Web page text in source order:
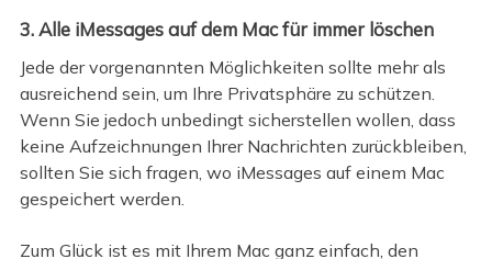
3. Alle iMessages auf dem Mac für immer löschen
Jede der vorgenannten Möglichkeiten sollte mehr als
ausreichend sein, um Ihre Privatsphäre zu schützen.
Wenn Sie jedoch unbedingt sicherstellen wollen, dass
keine Aufzeichnungen Ihrer Nachrichten zurückbleiben,
sollten Sie sich fragen, wo iMessages auf einem Mac
gespeichert werden.
Zum Glück ist es mit Ihrem Mac ganz einfach, den